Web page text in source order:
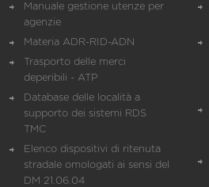
Manuale gestione utenze per
agenzie
Materia ADR-RID-ADN
Trasporto delle merci
deperibili - ATP
Database delle località a
supporto dei sistemi RDS
TMC
Elenco dispositivi di ritenuta
stradale omologati ai sensi del
DM 21.06.04